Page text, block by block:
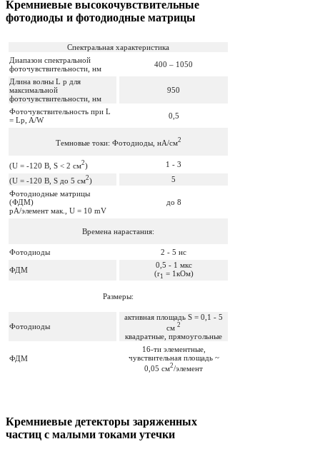
Кремниевые высокочувствительные
фотодиоды и фотодиодные матрицы
Спектральная характеристика
Диапазон спектральной
фоточувствительности, нм
400 – 1050
Длина волны L p для
максимальной
фоточувствительности, нм
950
Фоточувствительность при L
= Lp, A/W
0,5
Темновые токи: Фотодиоды, нА/см2
(U = -120 B, S < 2 см2)
1 - 3
(U = -120 B, S до 5 см2)
5
Фотодиодные матрицы
(ФДМ)
рА/элемент мак., U = 10 mV
до 8
Времена нарастания:
Фотодиоды 2 - 5 нс
ФДМ
0,5 - 1 мкс
(r1 = 1кОм)
Размеры:
Фотодиоды
активная площадь S = 0,1 - 5
см2
квадратные, прямоугольные
ФДМ
16-ти элементные,
чувствительная площадь ~
0,05 см2/элемент
Кремниевые детекторы заряженных
частиц с малыми токами утечки